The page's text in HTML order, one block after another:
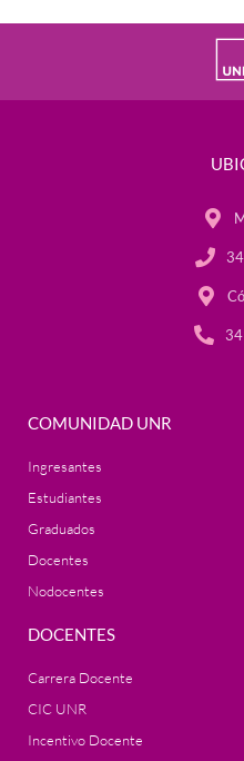
COMUNIDAD UNR
Ingresantes
Estudiantes
Graduados
Docentes
Nodocentes
DOCENTES
Carrera Docente
CIC UNR
Incentivo Docente